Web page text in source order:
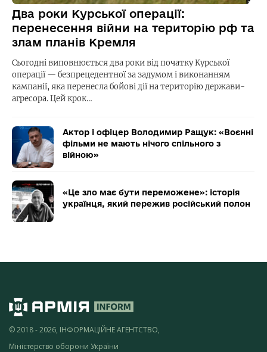
Два роки Курської операції:
перенесення війни на територію рф та
злам планів Кремля
Сьогодні виповнюється два роки від початку Курської
операції — безпрецедентної за задумом і виконанням
кампанії, яка перенесла бойові дії на територію держави-
агресора. Цей крок…
Актор і офіцер Володимир Ращук: «Воєнні
фільми не мають нічого спільного з
війною»
«Це зло має бути переможене»: історія
українця, який пережив російський полон
© 2018 - 2026, ІНФОРМАЦІЙНЕ АГЕНТСТВО,
Міністерство оборони України